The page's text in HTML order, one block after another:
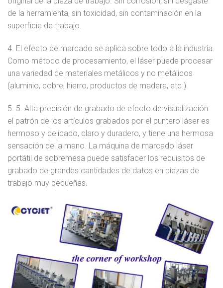
de la herramienta, sin toxicidad, sin contaminación en la
superficie de trabajo.
4. El efecto de marcado se aplica sobre todo a la industria.
Como método de procesamiento, el láser puede procesar
una variedad de materiales metálicos y no metálicos
(aluminio, cobre, hierro, productos de madera, etc.).
5. 5. Alta precisión de grabado de efecto de visualización:
el patrón de los artículos grabados por el puntero láser es
hermoso y delicado, claro y duradero, y tiene una hermosa
sensación de la mano. La máquina de marcado láser
portátil de sobremesa puede satisfacer los requisitos de
grabado de grandes cantidades de datos en piezas de
trabajo muy pequeñas.